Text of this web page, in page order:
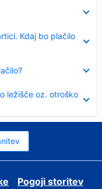
Kdaj bo plačilo
ležišče oz. otroško
Pogoji storitev